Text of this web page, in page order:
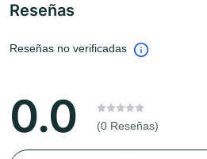
Reseñas
Reseñas no verificadas
0.0 (0 Reseñas)